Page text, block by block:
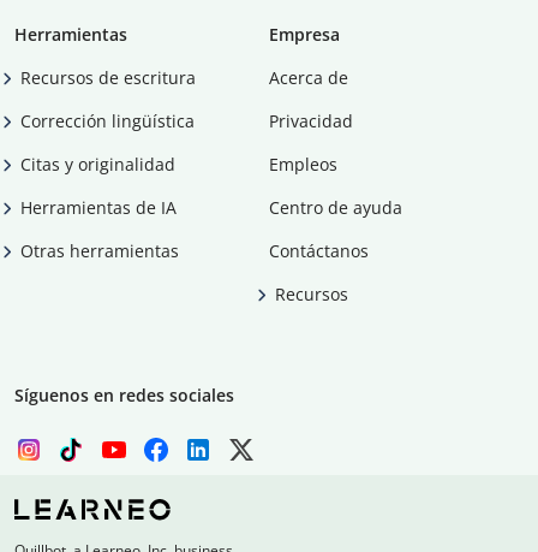
Herramientas
Recursos de escritura
Corrección lingüística
Citas y originalidad
Herramientas de IA
Otras herramientas
Empresa
Acerca de
Privacidad
Empleos
Centro de ayuda
Contáctanos
Recursos
Síguenos en redes sociales